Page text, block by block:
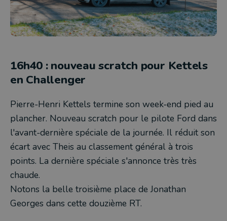
16h40 : nouveau scratch pour Kettels
en Challenger
Pierre-Henri Kettels termine son week-end pied au
plancher. Nouveau scratch pour le pilote Ford dans
l'avant-dernière spéciale de la journée. Il réduit son
écart avec Theis au classement général à trois
points. La dernière spéciale s'annonce très très
chaude.
Notons la belle troisième place de Jonathan
Georges dans cette douzième RT.